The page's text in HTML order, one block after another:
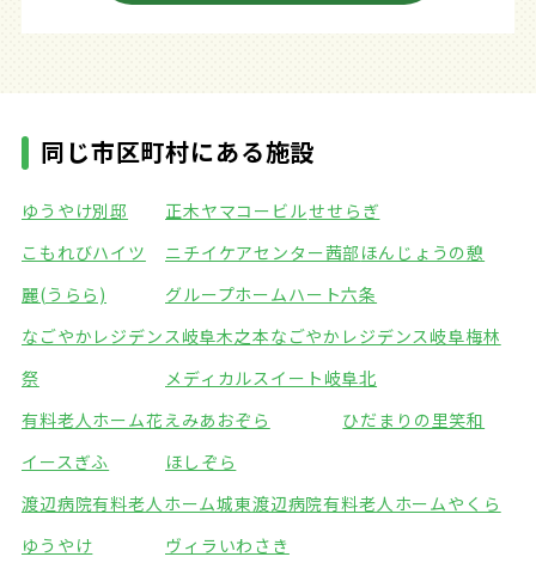
同じ市区町村にある施設
ゆうやけ別邸 正木ヤマコービルせせらぎ
こもれびハイツ
ニチイケアセンター茜部 ほんじょうの憩
麗(うらら)
グループホームハート六条
なごやかレジデンス岐阜木之本なごやかレジデンス岐阜梅林
祭
メディカルスイート岐阜北
有料老人ホーム花えみあおぞら
ひだまりの里笑和
イースぎふ
ほしぞら
渡辺病院有料老人ホーム城東渡辺病院有料老人ホームやくら
ゆうやけ
ヴィラいわさき